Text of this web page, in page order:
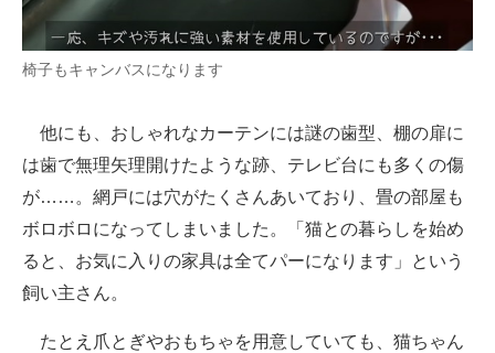
椅子もキャンバスになります
他にも、おしゃれなカーテンには謎の歯型、棚の扉に
は歯で無理矢理開けたような跡、テレビ台にも多くの傷
が……。網戸には穴がたくさんあいており、畳の部屋も
ボロボロになってしまいました。「猫との暮らしを始め
ると、お気に入りの家具は全てパーになります」という
飼い主さん。
たとえ爪とぎやおもちゃを用意していても、猫ちゃん